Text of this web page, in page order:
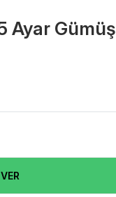
Ayar Gümüş